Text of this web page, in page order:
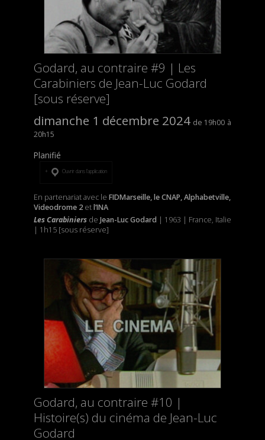
Godard, au contraire #9 | Les
Carabiniers de Jean-Luc Godard
[sous réserve]
dimanche 1 décembre 2024
19h00
20h15
Planifié
Ouvrir dans l’application
En partenariat avec le FIDMarseille, le CNAP, Alphabetville,
Videodrome 2 etl’INA
Les Carabiniersde Jean-Luc Godard | 1963 | France, Italie
| 1h15 [sous réserve]
Godard, au contraire #10 |
Histoire(s) du cinéma de Jean-Luc
Godard